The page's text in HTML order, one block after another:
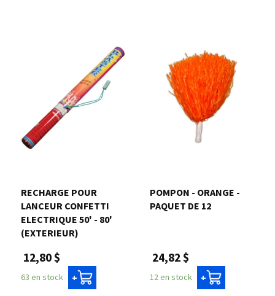
RECHARGE POUR
LANCEUR CONFETTI
ELECTRIQUE 50' - 80'
(EXTERIEUR)
12,80 $
63 en stock +
POMPON - ORANGE -
PAQUET DE 12
24,82 $
12 en stock +